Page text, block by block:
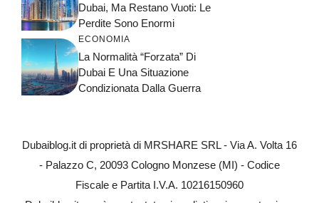
Dubai, Ma Restano Vuoti: Le
Perdite Sono Enormi
ECONOMIA
La Normalità “forzata” Di
Dubai E Una Situazione
Condizionata Dalla Guerra
Dubaiblog.it di proprietà di MRSHARE SRL - Via A. Volta 16
- Palazzo C, 20093 Cologno Monzese (MI) - Codice
Fiscale e Partita I.V.A. 10216150960